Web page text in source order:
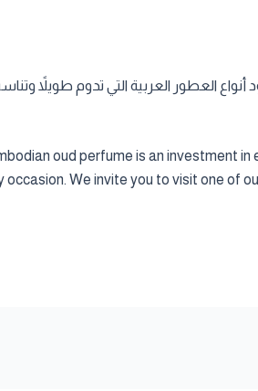
أنواع العطور العربية التي تدوم طويلاً
oud perfume is an investment
occasion. We invite you to visit one of